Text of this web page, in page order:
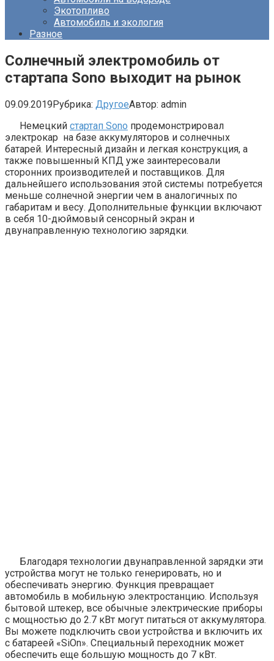
Экотопливо
Автомобиль и экология
Разное
Солнечный электромобиль от
стартапа Sono выходит на рынок
09.09.2019Рубрика: ДругоеАвтор: admin
Немецкий стартап Sono продемонстрировал
электрокар на базе аккумуляторов и солнечных
батарей. Интересный дизайн и легкая конструкция, а
также повышенный КПД уже заинтересовали
сторонних производителей и поставщиков. Для
дальнейшего использования этой системы потребуется
меньше солнечной энергии чем в аналогичных по
габаритам и весу. Дополнительные функции включают
в себя 10-дюймовый сенсорный экран и
двунаправленную технологию зарядки.
Благодаря технологии двунаправленной зарядки эти
устройства могут не только генерировать, но и
обеспечивать энергию. Функция превращает
автомобиль в мобильную электростанцию. Используя
бытовой штекер, все обычные электрические приборы
с мощностью до 2.7 кВт могут питаться от аккумулятора.
Вы можете подключить свои устройства и включить их
с батареей «SiOn». Специальный переходник может
обеспечить еще большую мощность до 7 кВт.